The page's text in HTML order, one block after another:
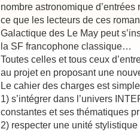
nombre astronomique
ce que les lecteurs de ces
Galactique des Le May peut
la SF francophone classique…
Toutes celles et tous ceux
au projet en proposant une
Le cahier des charges est
1) s’intégrer dans l’univers
constantes et ses thématiques
2) respecter une unité